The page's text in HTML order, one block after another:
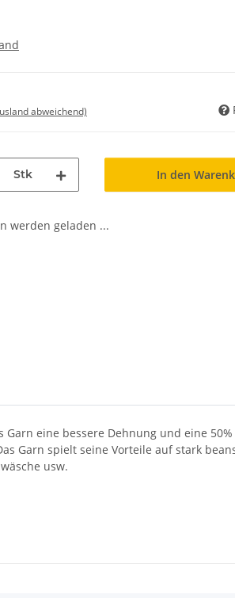
abweichend)
Stk In den
werden geladen ...
eine bessere Dehnung und eine
Garn spielt seine Vorteile auf stark
usw.